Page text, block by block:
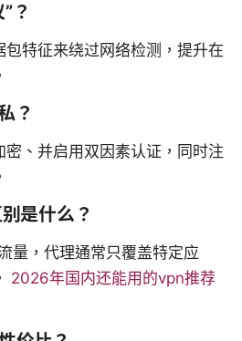
？
特征来绕过网络检测，提升在
？
、并启用双因素认证，同时注
是什么？
量，代理通常只覆盖特定应
2026年国内还能用的vpn推荐